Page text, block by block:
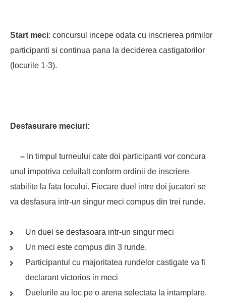
Start meci: concursul incepe odata cu inscrierea primilor
participanti si continua pana la deciderea castigatorilor
(locurile 1-3).
Desfasurare meciuri:
– In timpul turneului cate doi participanti vor concura
unul impotriva celuilalt conform ordinii de inscriere
stabilite la fata locului. Fiecare duel intre doi jucatori se
va desfasura intr-un singur meci compus din trei runde.
Un duel se desfasoara intr-un singur meci
Un meci este compus din 3 runde.
Participantul cu majoritatea rundelor castigate va fi
declarant victorios in meci
Duelurile au loc pe o arena selectata la intamplare.